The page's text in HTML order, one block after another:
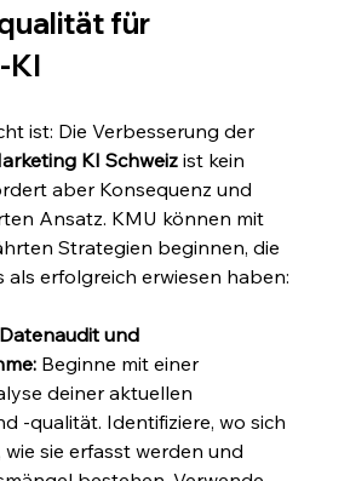
für
KI
ist: Die Verbesserung der
KI Schweiz ist kein
aber Konsequenz und
Ansatz. KMU können mit
Strategien beginnen, die
als erfolgreich erwiesen haben:
und
Beginne mit einer
deiner aktuellen
-qualität. Identifiziere, wo sich
sie erfasst werden und